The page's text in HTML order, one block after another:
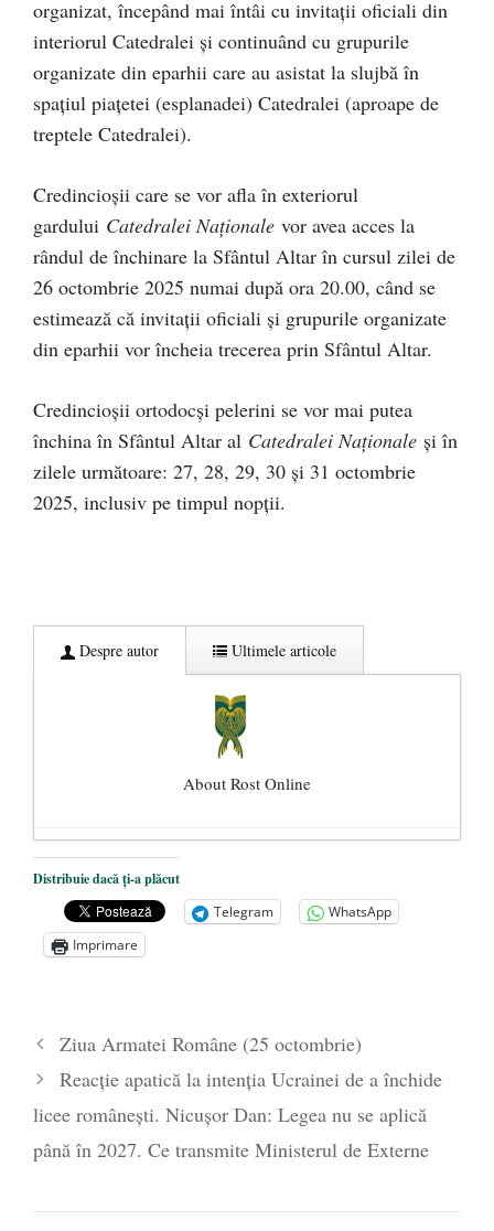
organizat, începând mai întâi cu invitații oficiali din
interiorul Catedralei și continuând cu grupurile
organizate din eparhii care au asistat la slujbă în
spațiul piațetei (esplanadei) Catedralei (aproape de
treptele Catedralei).
Credincioșii care se vor afla în exteriorul
gardului Catedralei Naționale vor avea acces la
rândul de închinare la Sfântul Altar în cursul zilei de
26 octombrie 2025 numai după ora 20.00, când se
estimează că invitații oficiali și grupurile organizate
din eparhii vor încheia trecerea prin Sfântul Altar.
Credincioșii ortodocși pelerini se vor mai putea
închina în Sfântul Altar al Catedralei Naționale și în
zilele următoare: 27, 28, 29, 30 și 31 octombrie
2025, inclusiv pe timpul nopții.
Despre autor Ultimele articole
About Rost Online
Dezvăluiri cutremurătoare despre
președintele Ucrainei, Volodymyr
Zelensky
- 13 mai 2026
Statul care servește Națiunea
poetului Octavian Goga, înlăturat din Iași
- 16 aprilie 2026
Distribuie dacă ți-a plăcut
Telegram
WhatsApp
Imprimare
Ziua Armatei Române (25 octombrie)
Reacție apatică la intenția Ucrainei de a închide
licee românești. Nicușor Dan: Legea nu se aplică
până în 2027. Ce transmite Ministerul de Externe